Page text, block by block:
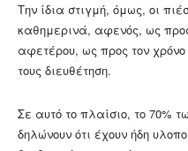
Την ίδια στιγμή, όμως, οι
καθημερινά, αφενός, ως
αφετέρου, ως προς τον χρόνο
τους διευθέτηση.
Σε αυτό το πλαίσιο, το 70%
δηλώνουν ότι έχουν ήδη